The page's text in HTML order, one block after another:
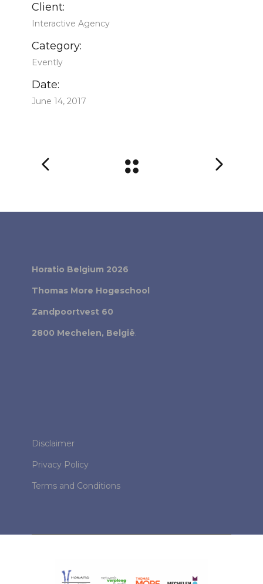
Client:
Interactive Agency
Category:
Evently
Date:
June 14, 2017
Horatio Belgium 2026
Thomas More Hogeschool
Zandpoortvest 60
2800 Mechelen, België.
Disclaimer
Privacy Policy
Terms and Conditions